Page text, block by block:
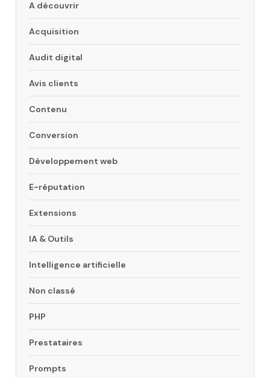
A découvrir
Acquisition
Audit digital
Avis clients
Contenu
Conversion
Développement web
E-réputation
Extensions
IA & Outils
Intelligence artificielle
Non classé
PHP
Prestataires
Prompts